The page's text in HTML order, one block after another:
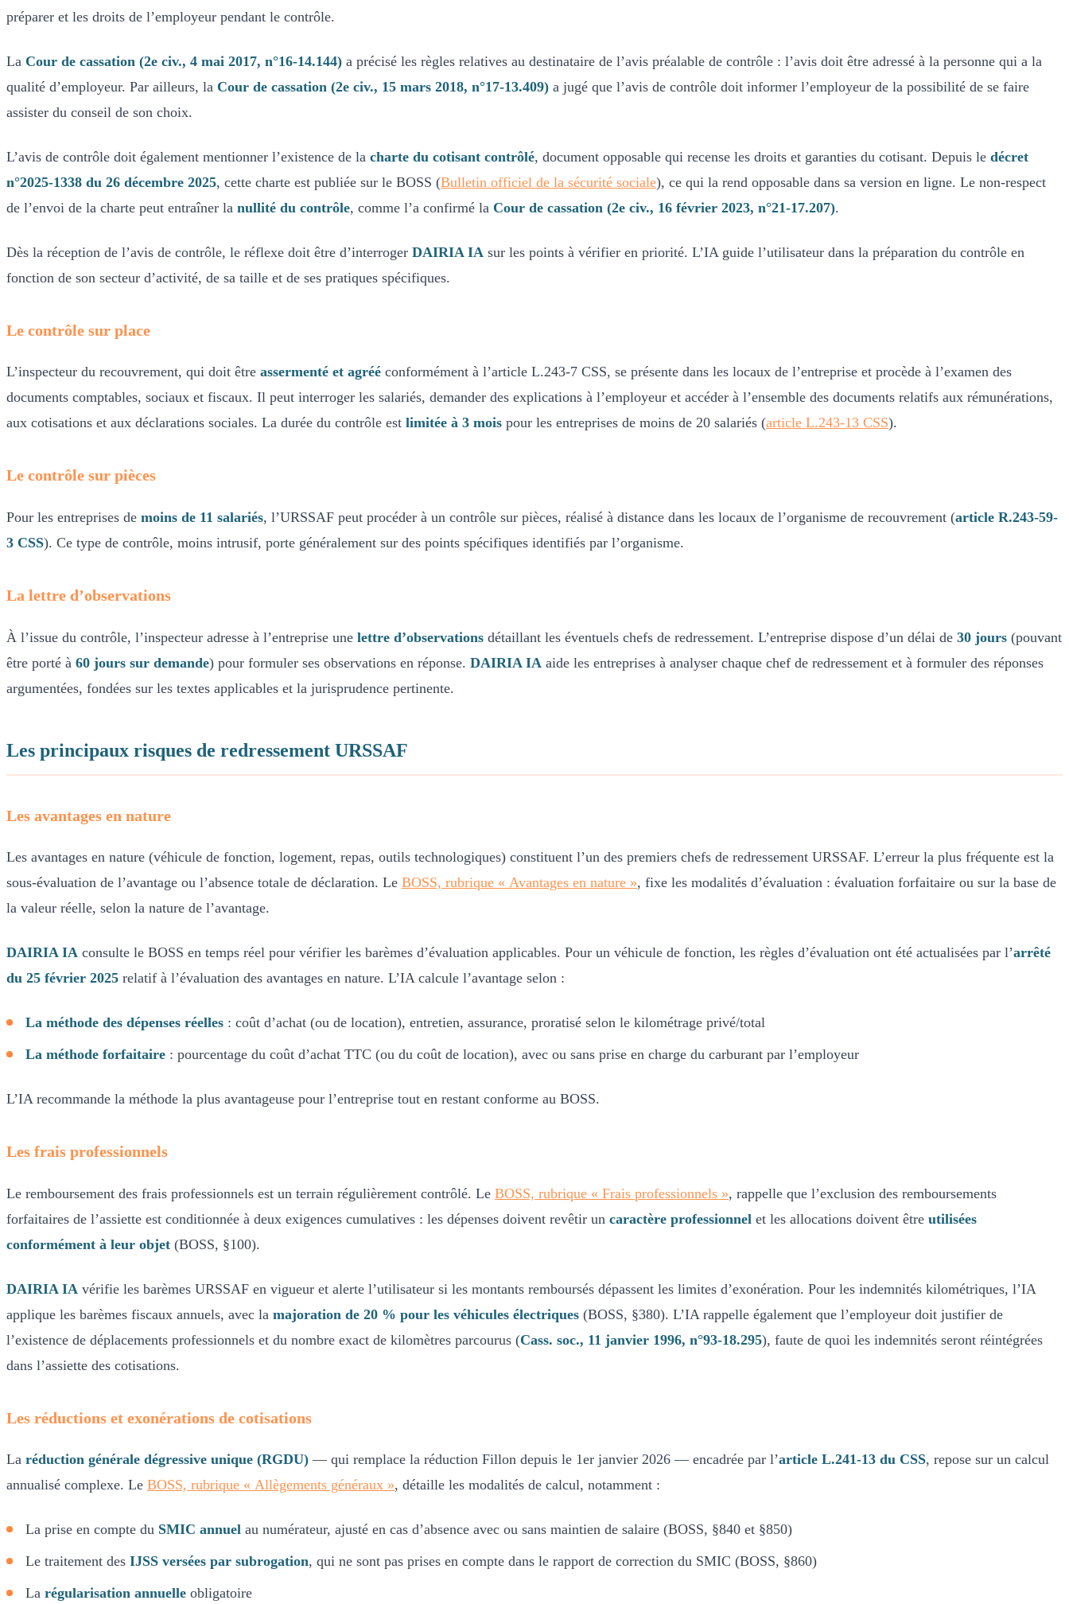
préparer et les droits de l’employeur pendant le contrôle.
La Cour de cassation (2e civ., 4 mai 2017, n°16-14.144) a précisé les règles relatives au destinataire de l’avis préalable de contrôle : l’avis doit être adressé à la personne qui a la
qualité d’employeur. Par ailleurs, la Cour de cassation (2e civ., 15 mars 2018, n°17-13.409) a jugé que l’avis de contrôle doit informer l’employeur de la possibilité de se faire
assister du conseil de son choix.
L’avis de contrôle doit également mentionner l’existence de la charte du cotisant contrôlé, document opposable qui recense les droits et garanties du cotisant. Depuis le décret
n°2025-1338 du 26 décembre 2025, cette charte est publiée sur le BOSS (Bulletin officiel de la sécurité sociale), ce qui la rend opposable dans sa version en ligne. Le non-respect
de l’envoi de la charte peut entraîner la nullité du contrôle, comme l’a confirmé la Cour de cassation (2e civ., 16 février 2023, n°21-17.207).
Dès la réception de l’avis de contrôle, le réflexe doit être d’interroger DAIRIA IA sur les points à vérifier en priorité. L’IA guide l’utilisateur dans la préparation du contrôle en
fonction de son secteur d’activité, de sa taille et de ses pratiques spécifiques.
Le contrôle sur place
L’inspecteur du recouvrement, qui doit être assermenté et agréé conformément à l’article L.243-7 CSS, se présente dans les locaux de l’entreprise et procède à l’examen des
documents comptables, sociaux et fiscaux. Il peut interroger les salariés, demander des explications à l’employeur et accéder à l’ensemble des documents relatifs aux rémunérations,
aux cotisations et aux déclarations sociales. La durée du contrôle est limitée à 3 mois pour les entreprises de moins de 20 salariés (article L.243-13 CSS).
Le contrôle sur pièces
Pour les entreprises de moins de 11 salariés, l’URSSAF peut procéder à un contrôle sur pièces, réalisé à distance dans les locaux de l’organisme de recouvrement (article R.243-59-
3 CSS). Ce type de contrôle, moins intrusif, porte généralement sur des points spécifiques identifiés par l’organisme.
La lettre d’observations
À l’issue du contrôle, l’inspecteur adresse à l’entreprise une lettre d’observations détaillant les éventuels chefs de redressement. L’entreprise dispose d’un délai de 30 jours (pouvant
être porté à 60 jours sur demande) pour formuler ses observations en réponse. DAIRIA IA aide les entreprises à analyser chaque chef de redressement et à formuler des réponses
argumentées, fondées sur les textes applicables et la jurisprudence pertinente.
Les principaux risques de redressement URSSAF
Les avantages en nature
Les avantages en nature (véhicule de fonction, logement, repas, outils technologiques) constituent l’un des premiers chefs de redressement URSSAF. L’erreur la plus fréquente est la
sous-évaluation de l’avantage ou l’absence totale de déclaration. Le BOSS, rubrique « Avantages en nature », fixe les modalités d’évaluation : évaluation forfaitaire ou sur la base de
la valeur réelle, selon la nature de l’avantage.
DAIRIA IA consulte le BOSS en temps réel pour vérifier les barèmes d’évaluation applicables. Pour un véhicule de fonction, les règles d’évaluation ont été actualisées par l’arrêté
du 25 février 2025 relatif à l’évaluation des avantages en nature. L’IA calcule l’avantage selon :
La méthode des dépenses réelles : coût d’achat (ou de location), entretien, assurance, proratisé selon le kilométrage privé/total
La méthode forfaitaire : pourcentage du coût d’achat TTC (ou du coût de location), avec ou sans prise en charge du carburant par l’employeur
L’IA recommande la méthode la plus avantageuse pour l’entreprise tout en restant conforme au BOSS.
Les frais professionnels
Le remboursement des frais professionnels est un terrain régulièrement contrôlé. Le BOSS, rubrique « Frais professionnels », rappelle que l’exclusion des remboursements
forfaitaires de l’assiette est conditionnée à deux exigences cumulatives : les dépenses doivent revêtir un caractère professionnel et les allocations doivent être utilisées
conformément à leur objet (BOSS, §100).
DAIRIA IA vérifie les barèmes URSSAF en vigueur et alerte l’utilisateur si les montants remboursés dépassent les limites d’exonération. Pour les indemnités kilométriques, l’IA
applique les barèmes fiscaux annuels, avec la majoration de 20 % pour les véhicules électriques (BOSS, §380). L’IA rappelle également que l’employeur doit justifier de
l’existence de déplacements professionnels et du nombre exact de kilomètres parcourus (Cass. soc., 11 janvier 1996, n°93-18.295), faute de quoi les indemnités seront réintégrées
dans l’assiette des cotisations.
Les réductions et exonérations de cotisations
La réduction générale dégressive unique (RGDU) — qui remplace la réduction Fillon depuis le 1er janvier 2026 — encadrée par l’article L.241-13 du CSS, repose sur un calcul
annualisé complexe. Le BOSS, rubrique « Allègements généraux », détaille les modalités de calcul, notamment :
La prise en compte du SMIC annuel au numérateur, ajusté en cas d’absence avec ou sans maintien de salaire (BOSS, §840 et §850)
Le traitement des IJSS versées par subrogation, qui ne sont pas prises en compte dans le rapport de correction du SMIC (BOSS, §860)
La régularisation annuelle obligatoire